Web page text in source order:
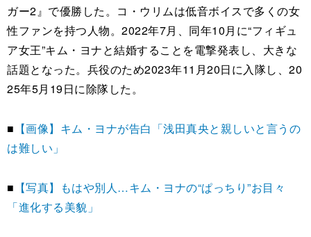
ガー2』で優勝した。コ・ウリムは低音ボイスで多くの女
性ファンを持つ人物。2022年7月、同年10月に“フィギュ
ア女王”キム・ヨナと結婚することを電撃発表し、大きな
話題となった。兵役のため2023年11月20日に入隊し、20
25年5月19日に除隊した。
■ 【画像】キム・ヨナが告白「浅田真央と親しいと言うの
は難しい」
■ 【写真】もはや別人…キム・ヨナの“ぱっちり”お目々
「進化する美貌」